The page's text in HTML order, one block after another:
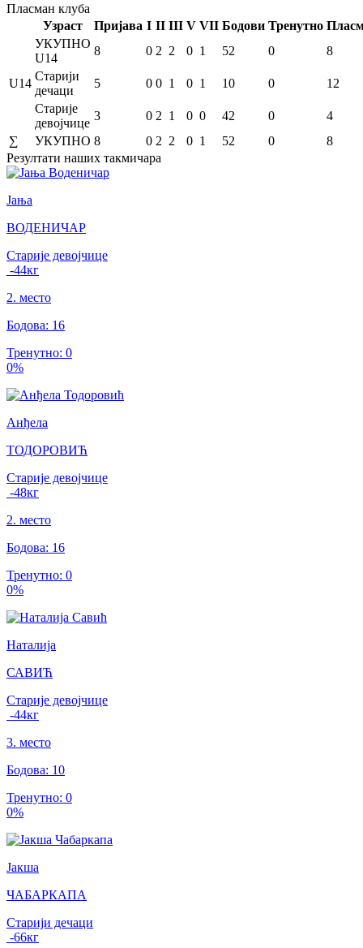
Пласман клуба
Узраст
Пријава I II III V VII Бодови Тренутно
U14
УКУПНО
U14
8 0 2 2 0 1 52 0
8
Старији
дечаци
5 0 0 1 0 1 10 0
12
Старије
девојчице
3 0 2 1 0 0 42 0
4
∑
УКУПНО 8 0 2 2 0 1 52 0
8
Резултати наших такмичара
Јања
ВОДЕНИЧАР
Старије девојчице
-44кг
2. место
Бодова: 16
Тренутно: 0
0%
Анђела
ТОДОРОВИЋ
Старије девојчице
-48кг
2. место
Бодова: 16
Тренутно: 0
0%
Наталија
САВИЋ
Старије девојчице
-44кг
3. место
Бодова: 10
Тренутно: 0
0%
Јакша
ЧАБАРКАПА
Старији дечаци
-66кг